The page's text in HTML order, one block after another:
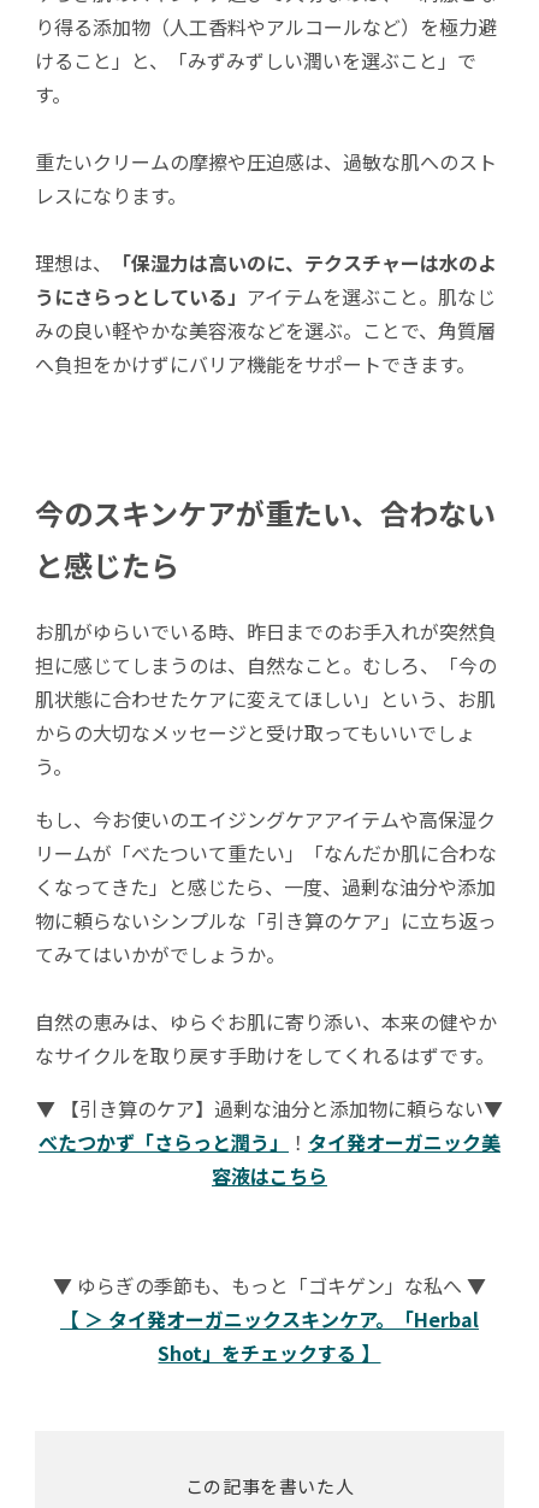
り得る添加物（人工香料やアルコールなど）を極力避
けること」と、「みずみずしい潤いを選ぶこと」で
す。
重たいクリームの摩擦や圧迫感は、過敏な肌へのスト
レスになります。
理想は、
「保湿力は高いのに、テクスチャーは水のよ
うにさらっとしている」 アイテムを選ぶこと。肌なじ
みの良い軽やかな美容液などを選ぶ。ことで、角質層
へ負担をかけずにバリア機能をサポートできます。
今のスキンケアが重たい、合わない
と感じたら
お肌がゆらいでいる時、昨日までのお手入れが突然負
担に感じてしまうのは、自然なこと。むしろ、「今の
肌状態に合わせたケアに変えてほしい」という、お肌
からの大切なメッセージと受け取ってもいいでしょ
う。
もし、今お使いのエイジングケアアイテムや高保湿ク
リームが「べたついて重たい」「なんだか肌に合わな
くなってきた」と感じたら、一度、過剰な油分や添加
物に頼らないシンプルな「引き算のケア」に立ち返っ
てみてはいかがでしょうか。
自然の恵みは、ゆらぐお肌に寄り添い、本来の健やか
なサイクルを取り戻す手助けをしてくれるはずです。
▼ 【引き算のケア】過剰な油分と添加物に頼らない▼
べたつかず「さらっと潤う」
！ タイ発オーガニック美
容液はこちら
▼ ゆらぎの季節も、もっと「ゴキゲン」な私へ ▼
【 ＞ タイ発オーガニックスキンケア。「Herbal
Shot」をチェックする 】
この記事を書いた人